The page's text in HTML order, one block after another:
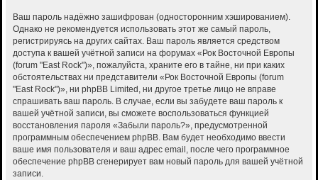
Ваш пароль надёжно зашифрован (односторонним хэшированием).
Однако не рекомендуется использовать этот же самый пароль,
регистрируясь на других сайтах. Ваш пароль является средством
доступа к вашей учётной записи на форумах «Рок Восточной Европы
(forum "East Rock")», пожалуйста, храните его в тайне, ни при каких
обстоятельствах ни представители «Рок Восточной Европы (forum
"East Rock")», ни phpBB Limited, ни другое третье лицо не вправе
спрашивать ваш пароль. В случае, если вы забудете ваш пароль к
вашей учётной записи, вы сможете воспользоваться функцией
восстановления пароля «Забыли пароль?», предусмотренной
программным обеспечением phpBB. Вам будет необходимо ввести
ваше имя пользователя и ваш адрес email, после чего программное
обеспечение phpBB сгенерирует вам новый пароль для вашей учётной
записи.